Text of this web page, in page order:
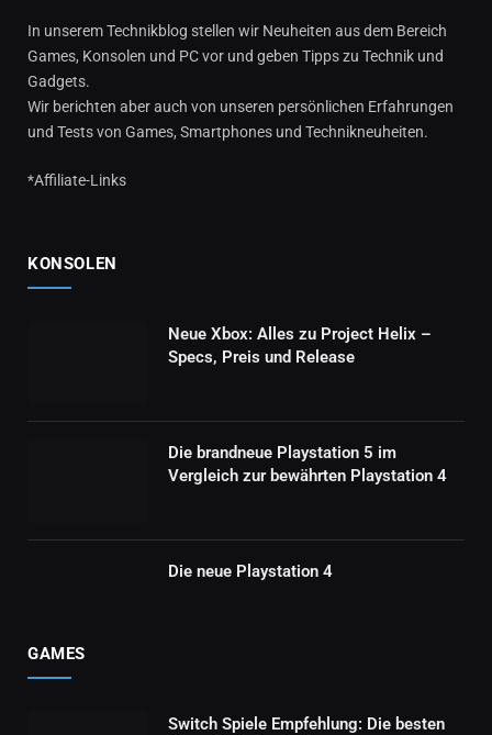
In unserem Technikblog stellen wir Neuheiten aus dem Bereich
Games, Konsolen und PC vor und geben Tipps zu Technik und
Gadgets.
Wir berichten aber auch von unseren persönlichen Erfahrungen
und Tests von Games, Smartphones und Technikneuheiten.
*Affiliate-Links
KONSOLEN
Neue Xbox: Alles zu Project Helix –
Specs, Preis und Release
Die brandneue Playstation 5 im
Vergleich zur bewährten Playstation 4
Die neue Playstation 4
GAMES
Switch Spiele Empfehlung: Die besten